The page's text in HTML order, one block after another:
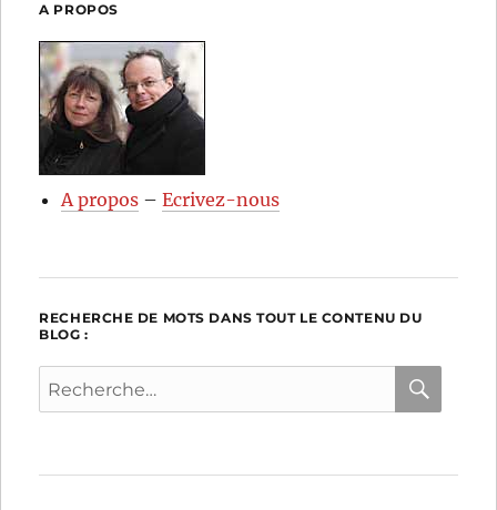
A PROPOS
A propos –Ecrivez-nous
RECHERCHE DE MOTS DANS TOUT LE CONTENU DU
BLOG :
Recherche
pour :